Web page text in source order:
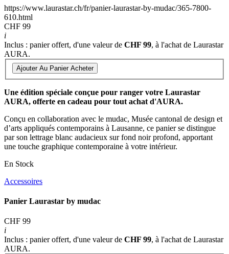
https://www.laurastar.ch/fr/panier-laurastar-by-mudac/365-7800-
610.html
CHF 99
i
Inclus : panier offert, d'une valeur de CHF 99, à l'achat de Laurastar
AURA.
Ajouter Au Panier Acheter
Une édition spéciale conçue pour ranger votre Laurastar
AURA, offerte en cadeau pour tout achat d'AURA.
Conçu en collaboration avec le mudac, Musée cantonal de design et
d’arts appliqués contemporains à Lausanne, ce panier se distingue
par son lettrage blanc audacieux sur fond noir profond, apportant
une touche graphique contemporaine à votre intérieur.
En Stock
Accessoires
Panier Laurastar by mudac
CHF 99
i
Inclus : panier offert, d'une valeur de CHF 99, à l'achat de Laurastar
AURA.